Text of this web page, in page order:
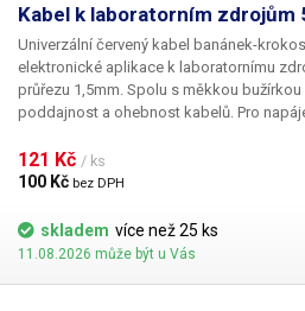
Kabel k laboratorním zdrojům
Univerzální červený kabel banánek-
elektronické aplikace k laboratornímu
průřezu 1,5mm. Spolu s měkkou
poddajnost a ohebnost kabelů. Pro
několika barevných provedeních pro
modrá, žlutá, zelená.
121 Kč / ks
100 Kč bez DPH
skladem více než 25 ks
11.08.2026 může být u Vás